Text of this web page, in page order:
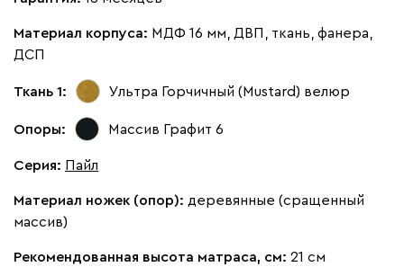
Кларинс 2008
100
Материал корпуса: МДФ 16 мм, ДВП, ткань, фанера,
ДСП
Ткань 1: Ультра Горчичный (Mustard) велюр
Опоры: Массив Графит 6
Серия: Пайл
Материал ножек (опор): деревянные (сращенный
массив)
Рекомендованная высота матраса, см: 21 см